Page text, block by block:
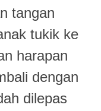
tangan
tukik ke
harapan
dengan
dilepas